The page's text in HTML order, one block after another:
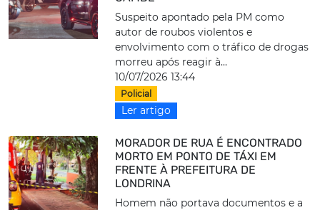
Suspeito apontado pela PM como
autor de roubos violentos e
envolvimento com o tráfico de drogas
morreu após reagir à...
10/07/2026 13:44
Policial
Ler artigo
MORADOR DE RUA É ENCONTRADO
MORTO EM PONTO DE TÁXI EM
FRENTE À PREFEITURA DE
LONDRINA
Homem não portava documentos e a